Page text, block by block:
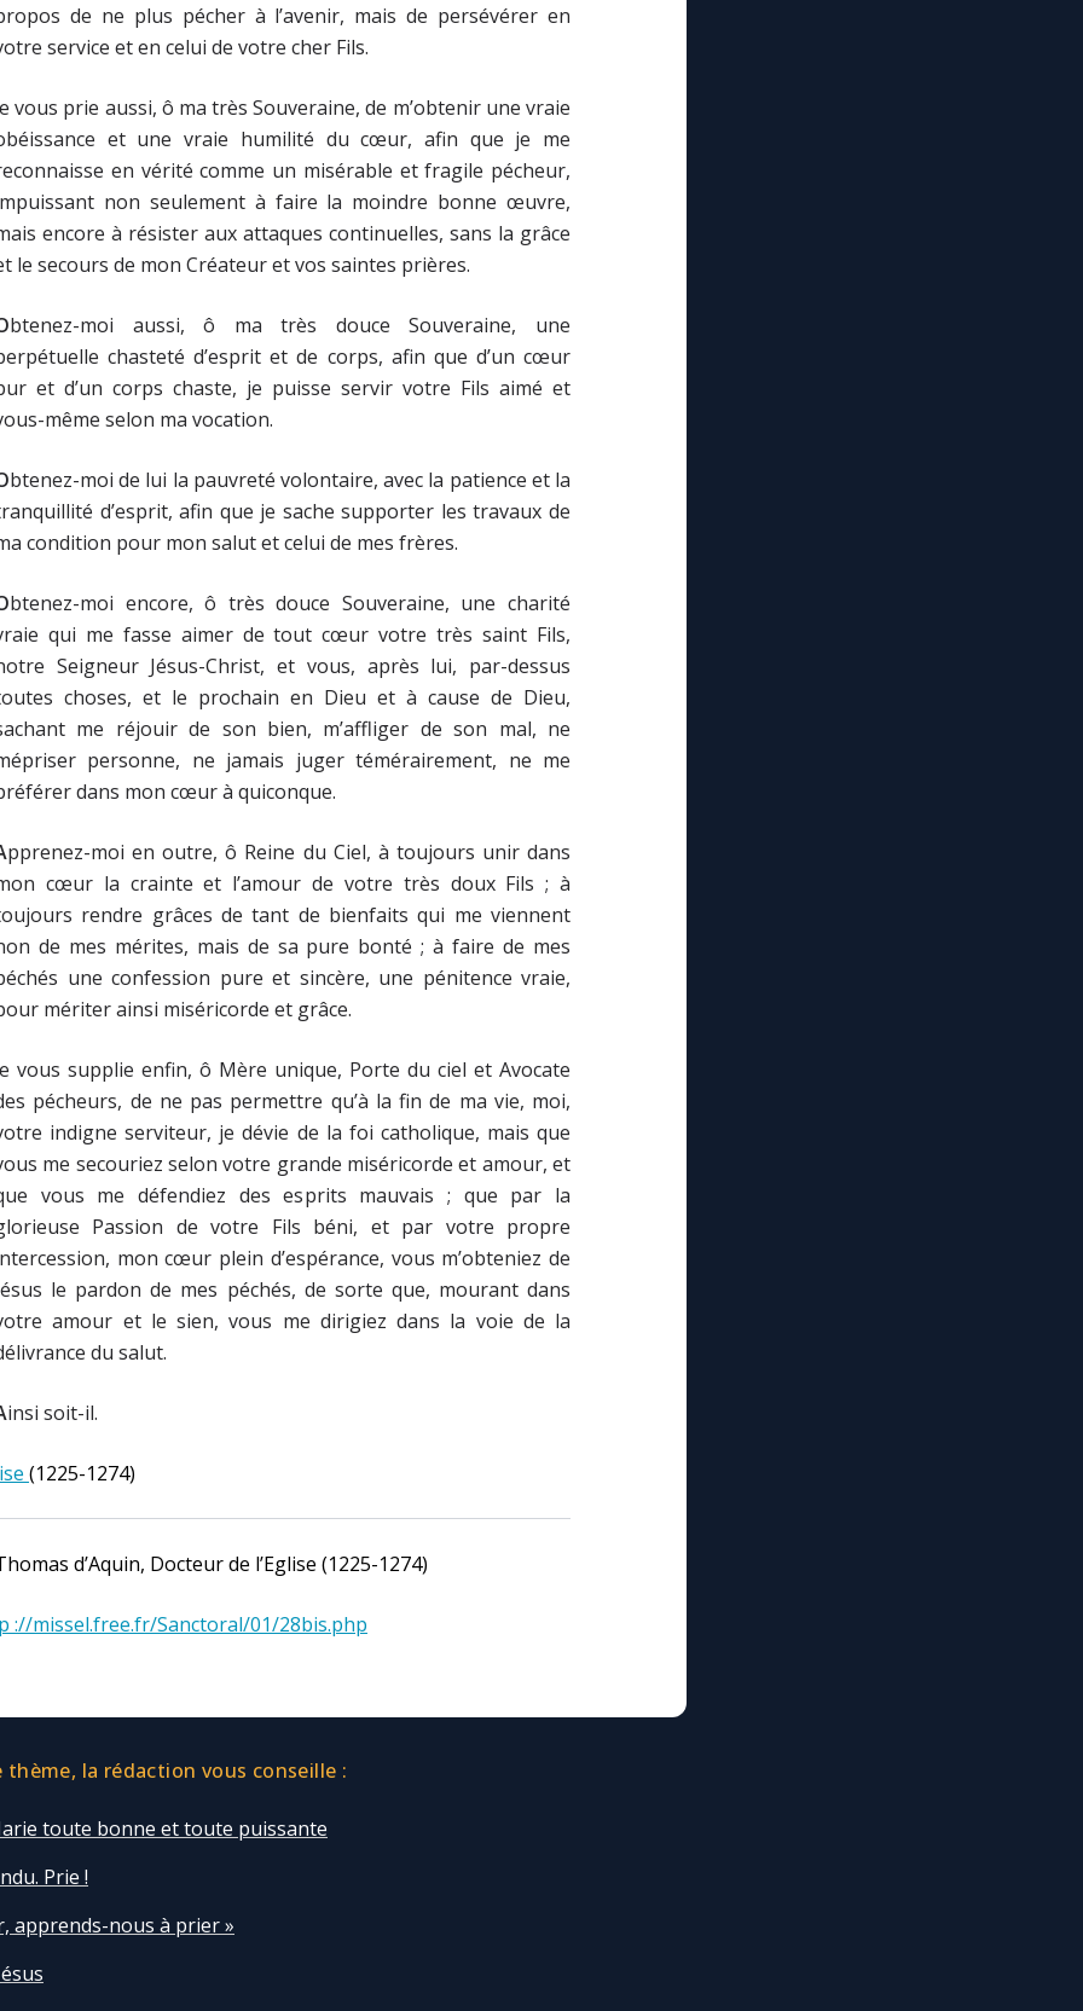
de ne plus pécher à l’avenir, mais de persévérer en
service et en celui de votre cher Fils.
e vous prie aussi, ô ma très Souveraine, de m’obtenir une vraie
et une vraie humilité du cœur, afin que je me
en vérité comme un misérable et fragile pécheur,
non seulement à faire la moindre bonne œuvre,
encore à résister aux attaques continuelles, sans la grâce
le secours de mon Créateur et vos saintes prières.
btenez-moi aussi, ô ma très douce Souveraine, une
chasteté d’esprit et de corps, afin que d’un cœur
et d’un corps chaste, je puisse servir votre Fils aimé et
même selon ma vocation.
btenez-moi de lui la pauvreté volontaire, avec la patience et la
d’esprit, afin que je sache supporter les travaux de
condition pour mon salut et celui de mes frères.
btenez-moi encore, ô très douce Souveraine, une charité
qui me fasse aimer de tout cœur votre très saint Fils,
Seigneur Jésus-Christ, et vous, après lui, par-dessus
choses, et le prochain en Dieu et à cause de Dieu,
me réjouir de son bien, m’affliger de son mal, ne
personne, ne jamais juger témérairement, ne me
dans mon cœur à quiconque.
pprenez-moi en outre, ô Reine du Ciel, à toujours unir dans
cœur la crainte et l’amour de votre très doux Fils ; à
rendre grâces de tant de bienfaits qui me viennent
de mes mérites, mais de sa pure bonté ; à faire de mes
une confession pure et sincère, une pénitence vraie,
mériter ainsi miséricorde et grâce.
e vous supplie enfin, ô Mère unique, Porte du ciel et Avocate
pécheurs, de ne pas permettre qu’à la fin de ma vie, moi,
indigne serviteur, je dévie de la foi catholique, mais que
me secouriez selon votre grande miséricorde et amour, et
vous me défendiez des esprits mauvais ; que par la
Passion de votre Fils béni, et par votre propre
mon cœur plein d’espérance, vous m’obteniez de
le pardon de mes péchés, de sorte que, mourant dans
amour et le sien, vous me dirigiez dans la voie de la
du salut.
insi soit-il.
(1225-1274)
d’Aquin, Docteur de l’Eglise (1225-1274)
://missel.free.fr/Sanctoral/01/28bis.php
thème, la rédaction vous conseille :
toute bonne et toute puissante
Prie !
apprends-nous à prier »